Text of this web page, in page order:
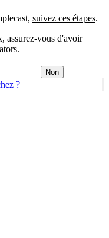
?
suivez ces étapes.
assurez-vous d'avoir
.
Non